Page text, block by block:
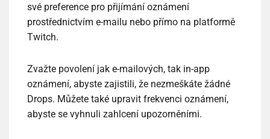
své preference pro přijímání oznámení
prostřednictvím e-mailu nebo přímo na platformě
Twitch.
Zvažte povolení jak e-mailových, tak in-app
oznámení, abyste zajistili, že nezmeškáte žádné
Drops. Můžete také upravit frekvenci oznámení,
abyste se vyhnuli zahlcení upozorněními.